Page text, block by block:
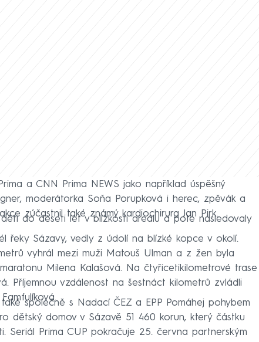
a CNN Prima NEWS jako například úspěšný
moderátorka Soňa Porupková i herec, zpěvák a
zúčastnil také známý kardiochirurg Jan Pirk.
do deseti let v blízkosti areálu a poté následovaly
řeky Sázavy, vedly z údolí na blízké kopce v okolí.
vyhrál mezi muži Matouš Ulman a z žen byla
Milena Kalašová. Na čtyřicetikilometrové trase
Příjemnou vzdálenost na šestnáct kilometrů zvládli
společně s Nadací ČEZ a EPP Pomáhej pohybem
dětský domov v Sázavě 51 460 korun, který částku
Seriál Prima CUP pokračuje 25. června partnerským